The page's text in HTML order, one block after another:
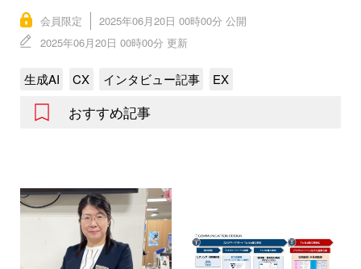
会員限定
2025年06月20日 00時00分 公開
2025年06月20日 00時00分 更新
生成AI CX インタビュー記事 EX
おすすめ記事